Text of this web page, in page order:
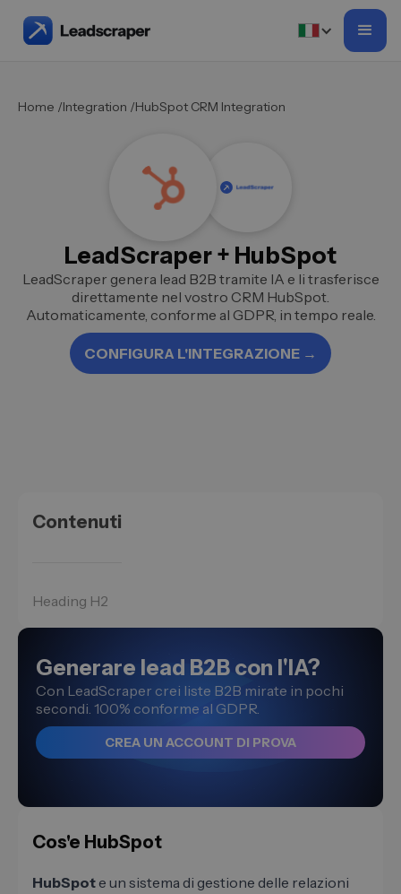
Home /Integration /HubSpot CRM Integration
LeadScraper + HubSpot
LeadScraper genera lead B2B tramite IA e li trasferisce
direttamente nel vostro CRM HubSpot.
Automaticamente, conforme al GDPR, in tempo reale.
CONFIGURA L'INTEGRAZIONE →
Contenuti
Heading H2
Generare lead B2B con l'IA?
Con LeadScraper crei liste B2B mirate in pochi
secondi. 100% conforme al GDPR.
CREA UN ACCOUNT DI PROVA
Cos'e HubSpot
HubSpot e un sistema di gestione delle relazioni